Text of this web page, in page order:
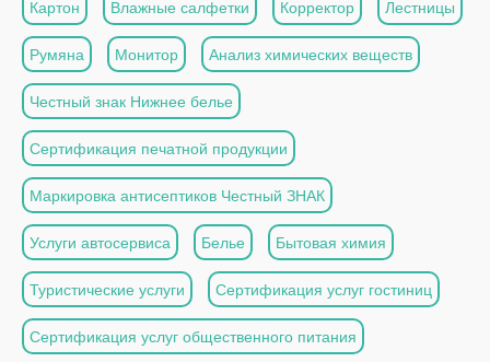
Картон Влажные салфетки Корректор Лестницы
Румяна Монитор Анализ химических веществ
Честный знак Нижнее белье
Сертификация печатной продукции
Маркировка антисептиков Честный ЗНАК
Услуги автосервиса Белье Бытовая химия
Туристические услуги Сертификация услуг гостиниц
Сертификация услуг общественного питания